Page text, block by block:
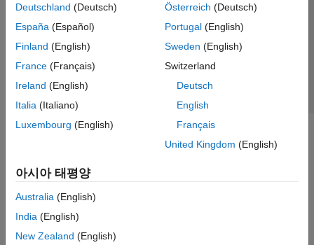
Deutschland (Deutsch)
España (Español)
Finland (English)
France (Français)
Ireland (English)
Italia (Italiano)
Luxembourg (English)
Österreich (Deutsch)
Portugal(English)
Sweden (English)
Switzerland
Deutsch
English
Français
United Kingdom (English)
아시아 태평양
Australia (English)
India (English)
New Zealand (English)
애플리케이션 상태
© 1994-2026 The MathWorks, Inc.